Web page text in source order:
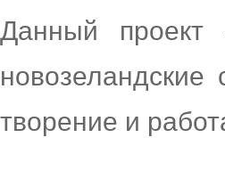
Данный
новозеландские
творение и